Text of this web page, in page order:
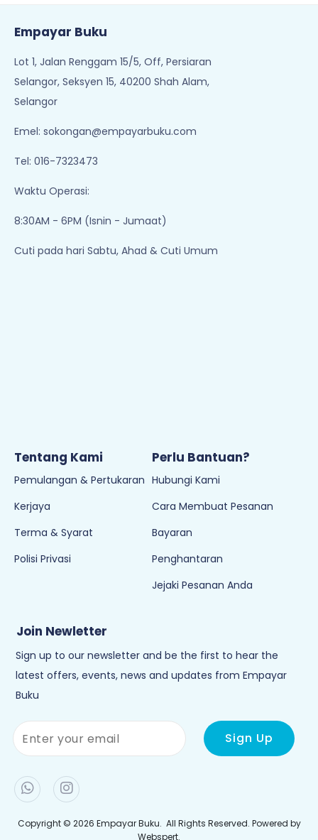
Empayar Buku
Lot 1, Jalan Renggam 15/5, Off, Persiaran
Selangor, Seksyen 15, 40200 Shah Alam,
Selangor
Emel: sokongan@empayarbuku.com
Tel: 016-7323473
Waktu Operasi:
8:30AM - 6PM (Isnin - Jumaat)
Cuti pada hari Sabtu, Ahad & Cuti Umum
Tentang Kami
Pemulangan & Pertukaran
Kerjaya
Terma & Syarat
Polisi Privasi
Perlu Bantuan?
Hubungi Kami
Cara Membuat Pesanan
Bayaran
Penghantaran
Jejaki Pesanan Anda
Join Newletter
Sign up to our newsletter and be the first to hear the
latest offers, events, news and updates from Empayar
Buku
Copyright © 2026 Empayar Buku. All Rights Reserved. Powered by
Webspert.